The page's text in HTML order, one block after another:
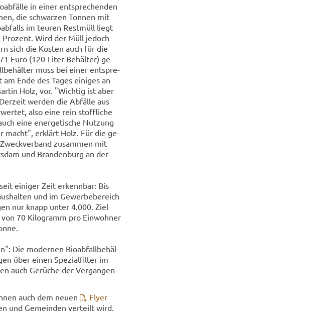
in einer ent­spre­chen­den
die schwar­zen Ton­nen mit
im teu­ren Rest­müll liegt
Wird der Müll je­doch
sich die Kos­ten auch für die
Euro (120-​Liter-Behälter) ge­
muss bei einer ent­spre­
Ende des Tages ei­ni­ges an
Holz, vor. "Wich­tig ist aber
wer­den die Ab­fäl­le aus
also eine rein stoff­li­che
eine en­er­ge­ti­sche Nut­zung
macht", er­klärt Holz. Für die ge­
zu­sam­men mit
und Bran­den­burg an der
ei­ni­ger Zeit er­kenn­bar: Bis
und im Ge­wer­be­be­reich
nur knapp unter 4.000. Ziel
70 Ki­lo­gramm pro Ein­woh­ner
Die mo­der­nen Bio­ab­fall­be­häl­
über einen Spe­zi­al­fil­ter im
auch Ge­rü­che der Ver­gan­gen­
auch dem neuen
Flyer
und Ge­mein­den ver­teilt wird.